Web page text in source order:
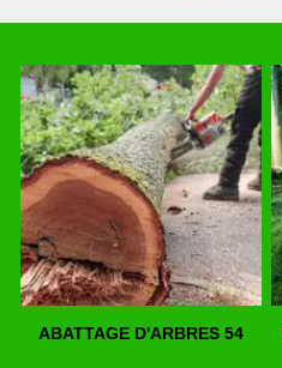
ABATTAGE D'ARBRES 54